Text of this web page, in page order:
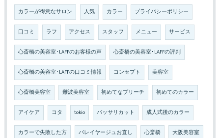
カラーが得意なサロン 人気 カラー プライバシーポリシー
口コミ ラフ アクセス スタッフ メニュー サービス
心斎橋の美容室･LAFFのお客様の声 心斎橋の美容室･LAFFの評判
心斎橋の美容室･LAFFの口コミ情報 コンセプト 美容室
心斎橋美容室 難波美容室 初めてなブリーチ 初めてのカラー
アイケア コタ tokio バッサリカット 成人式後のカラー
カラーで失敗した方 バレイヤージュお直し 心斎橋 大阪美容室